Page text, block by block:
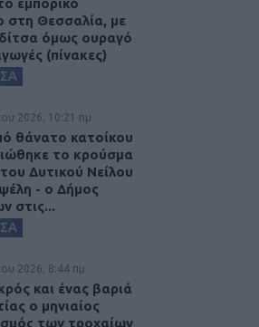
εμπορικό
στη Θεσσαλία, με
όμως ουραγό
(πίνακες)
2026, 10:21 πμ
θάνατο κατοίκου
το κρούσμα
Δυτικού Νείλου
- ο Δήμος
στις...
2026, 8:44 πμ
και ένας βαριά
ο μηνιαίος
των τροχαίων